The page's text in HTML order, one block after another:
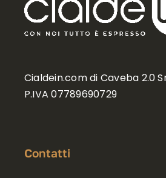
Cialdein.com di Caveba 2.0
P.IVA 07789690729
Contatti